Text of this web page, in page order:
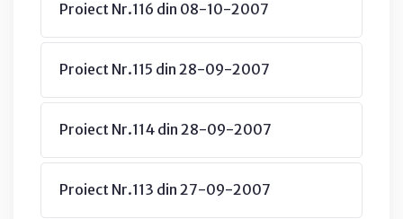
Proiect Nr.116 din 08-10-2007
Proiect Nr.115 din 28-09-2007
Proiect Nr.114 din 28-09-2007
Proiect Nr.113 din 27-09-2007